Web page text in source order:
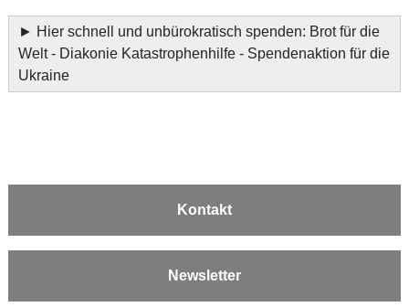
► Hier schnell und unbürokratisch spenden: Brot für die
Welt - Diakonie Katastrophenhilfe - Spendenaktion für die
Ukraine
Kontakt
Newsletter